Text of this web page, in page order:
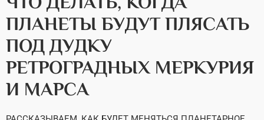
ПЛАНЕТЫ БУДУТ ПЛЯСАТЬ
ПОД ДУДКУ
РЕТРОГРАДНЫХ МЕРКУРИЯ
И МАРСА